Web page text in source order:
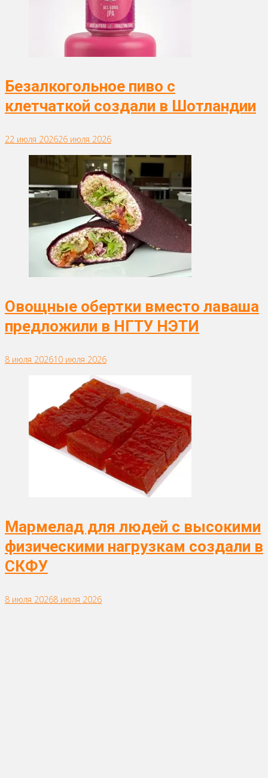
Безалкогольное пиво с
клетчаткой создали в Шотландии
22 июля 202626 июля 2026
Овощные обертки вместо лаваша
предложили в НГТУ НЭТИ
8 июля 202610 июля 2026
Мармелад для людей с высокими
физическими нагрузкам создали в
СКФУ
8 июля 20268 июля 2026